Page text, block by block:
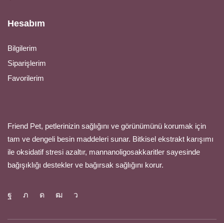
Hesabım
Bilgilerim
Siparişlerim
Favorilerim
Friend Pet, petlerinizin sağlığını ve görünümünü korumak için
tam ve dengeli besin maddeleri sunar. Bitkisel ekstrakt karışımı
ile oksidatif stresi azaltır, mannanoligosakkaritler sayesinde
bağışıklığı destekler ve bağırsak sağlığını korur.